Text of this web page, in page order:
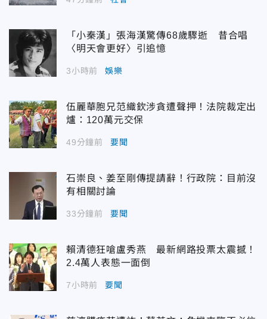
「小秦漢」張海漢驚傳68歲驟逝 昔合唱
〈明天會更好〉引追憶
3小時前 娛樂
伍麗華胞兄范織欽涉貪遭聲押！法院裁定出
爐：120萬元交保
49分鐘前 要聞
石崇良、姜至剛傳提請辭！行政院：目前沒
有相關討論
33分鐘前 要聞
賴清德狂嗆盧秀燕 最新網路投票太震撼！
2.4萬人表態一面倒
7小時前 要聞